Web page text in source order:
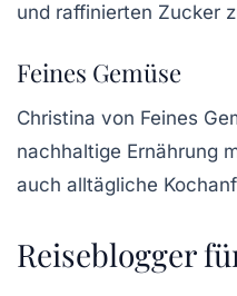
und raffinierten Zucker
Feines Gemüse
Christina von Feines
nachhaltige Ernährung
auch alltägliche
Reiseblogger